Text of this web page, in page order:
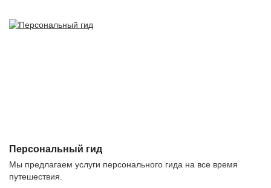
Персональный гид
Мы предлагаем услуги персонального гида на все время
путешествия.